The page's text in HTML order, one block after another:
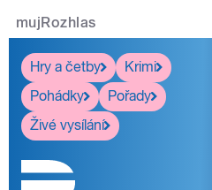
mujRozhlas
Hry a četby
Krimi
Pohádky
Pořady
Živé vysílání